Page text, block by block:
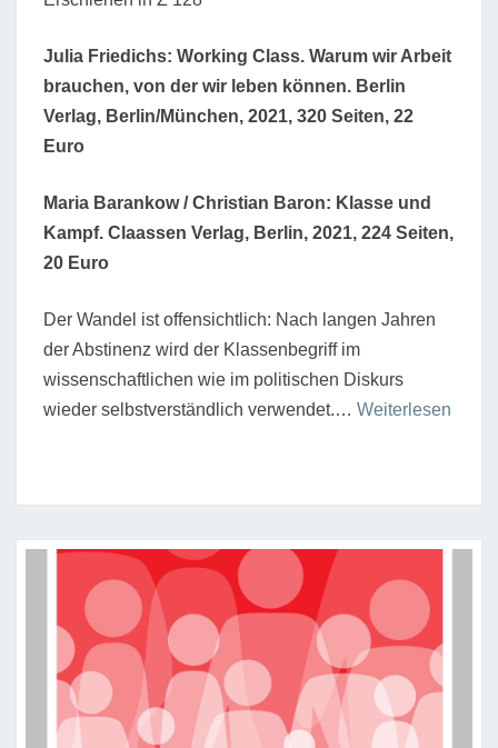
Julia Friedichs: Working Class. Warum wir Arbeit
brauchen, von der wir leben können. Berlin
Verlag, Berlin/München, 2021, 320 Seiten, 22
Euro
Maria Barankow / Christian Baron: Klasse und
Kampf. Claassen Verlag, Berlin, 2021, 224 Seiten,
20 Euro
Der Wandel ist offensichtlich: Nach langen Jahren
der Abstinenz wird der Klassenbegriff im
wissenschaftlichen wie im politischen Diskurs
wieder selbstverständlich verwendet.… Weiterlesen